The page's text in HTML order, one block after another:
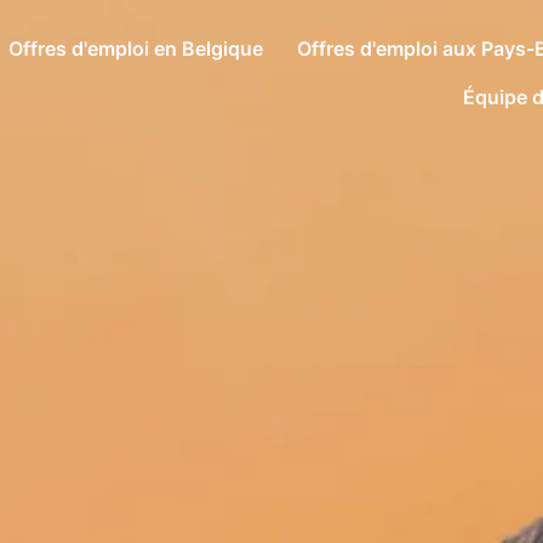
Offres d'emploi en Belgique
Offres d'emploi aux Pays-
Équipe